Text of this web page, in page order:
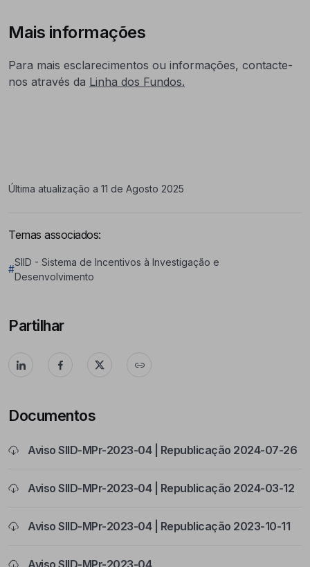
Mais informações
Para mais esclarecimentos ou informações, contacte-
nos através da Linha dos Fundos.
Última atualização a 11 de Agosto 2025
Temas associados:
#
SIID - Sistema de Incentivos à Investigação e
Desenvolvimento
Partilhar
Documentos
Aviso SIID-MPr-2023-04 | Republicação 2024-07-26
Aviso SIID-MPr-2023-04 | Republicação 2024-03-12
Aviso SIID-MPr-2023-04 | Republicação 2023-10-11
Aviso SIID-MPr-2023-04